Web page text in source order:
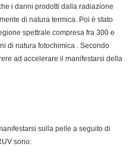
i danni prodotti dalla radiazione
di natura termica. Poi è stato
spettrale compresa fra 300 e
di natura fotochimica . Secondo
ad accelerare il manifestarsi della
sulla pelle a seguito di
sono: